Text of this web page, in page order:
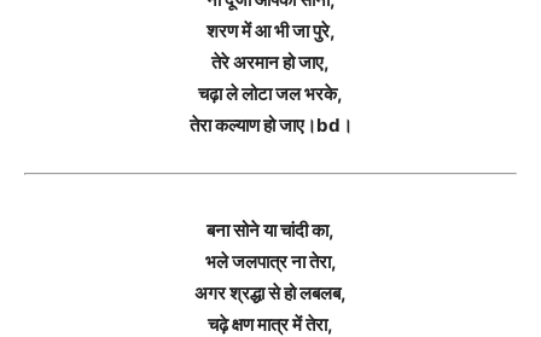
शरण में आ भी जा पुरे,
तेरे अरमान हो जाए,
चढ़ा ले लोटा जल भरके,
तेरा कल्याण हो जाए।bd।
बना सोने या चांदी का,
भले जलपात्र ना तेरा,
अगर श्रद्धा से हो लबलब,
चढ़े क्षण मात्र में तेरा,